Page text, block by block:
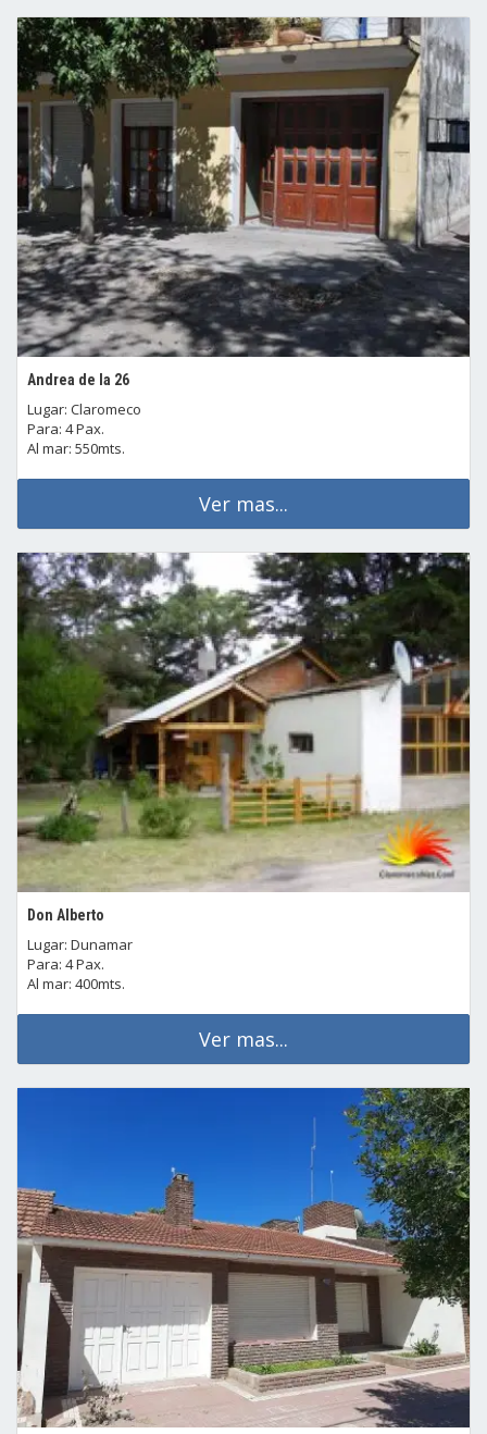
Andrea de la 26
Lugar: Claromeco
Para: 4 Pax.
Al mar: 550mts.
Ver mas...
Don Alberto
Lugar: Dunamar
Para: 4 Pax.
Al mar: 400mts.
Ver mas...